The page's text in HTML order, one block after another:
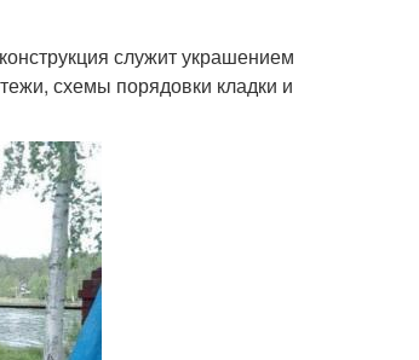
служит украшением
схемы порядовки кладки и